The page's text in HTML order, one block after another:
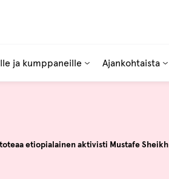
ja kumppaneille Ajankohtaista
etiopialainen aktivisti Mustafe Sheikh